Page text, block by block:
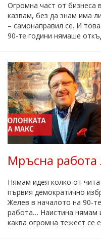
Огромна част от бизнеса
казвам, без да знам има
– самонаправил се. И
90-те години нямаше
Мръсна работа
Нямам идея колко от
първия демократично
Желев в началото на 90-
работа… Наистина нямам
каква огромна тежест се